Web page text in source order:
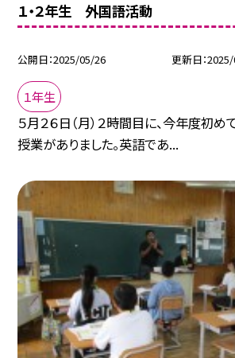
１・２年生 外国語活動
公開日 2025/05/26 更新日
１年生
５月２６日（月）２時間目に、今年度初
授業がありました。英語であ...